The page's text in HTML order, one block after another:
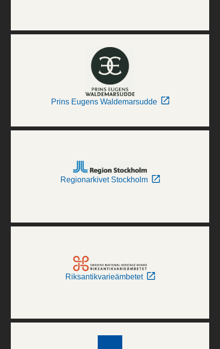
Prins Eugens Waldemarsudde
Regionarkivet Stockholm
Riksantikvarieämbetet